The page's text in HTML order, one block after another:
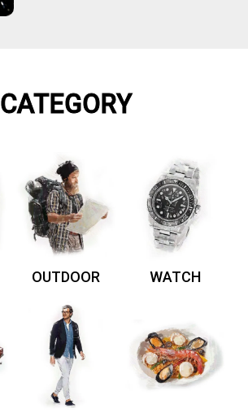
CATEGORY
OUTDOOR WATCH